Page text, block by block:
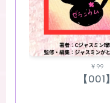
￥99
【001】